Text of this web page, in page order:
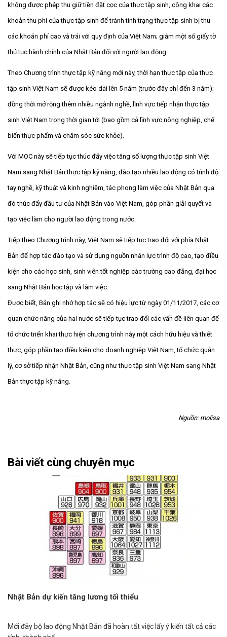
không được phép thu giữ tiền đặt cọc của thực tập sinh, công khai các
khoản thu phí của thực tập sinh để tránh tình trạng thực tập sinh bị thu
các khoản phí cao và trái với quy định của Việt Nam; giảm một số giấy tờ
thủ tục hành chính của Nhật Bản đối với người lao động.
Theo Chương trình thực tập kỹ năng mới này, thời hạn thực tập của thực
tập sinh Việt Nam sẽ được kéo dài lên 5 năm (trước đây chỉ đến 3 năm);
đồng thời mở rộng thêm nhiều ngành nghề, lĩnh vực tiếp nhận thực tập
sinh Việt Nam trong thời gian tới (bao gồm cả lĩnh vực nông nghiệp, chế
biến thực phẩm và chăm sóc sức khỏe).
Với MOC này sẽ tiếp tục thúc đẩy việc tăng số lượng thực tập sinh Việt
Nam sang Nhật Bản thực tập kỹ năng, đào tạo nhiều lao động có trình độ
tay nghề, kỹ thuật và kinh nghiệm, tác phong làm việc của Nhật Bản qua
đó thúc đẩy đầu tư của Nhật Bản vào Việt Nam, góp phần giải quyết và
tạo việc làm cho người lao động trong nước.
Tiếp theo Chương trình này, Việt Nam sẽ tiếp tục trao đổi với phía Nhật
Bản để hợp tác đào tạo và sử dụng nguồn nhân lực trình độ cao, tạo điều
kiện cho các học sinh, sinh viên tốt nghiệp các trường cao đẳng, đại học
sang Nhật Bản học tập và làm việc.
Được biết, Bản ghi nhớ hợp tác sẽ có hiệu lực từ ngày 01/11/2017, các cơ
quan chức năng của hai nước sẽ tiếp tục trao đổi các vấn đề liên quan để
tổ chức triển khai thực hiện chương trình này một cách hữu hiệu và thiết
thực, góp phần tạo điều kiện cho doanh nghiệp Việt Nam, tổ chức quản
lý, cơ sở tiếp nhận Nhật Bản, cũng như thực tập sinh Việt Nam sang Nhật
Bản thực tập kỹ năng.
Nguồn: molisa
Bài viết cùng chuyên mục
Nhật Bản dự kiến tăng lương tối thiểu
Mới đây bộ lao động Nhật Bản đã hoàn tất việc lấy ý kiến tất cả các